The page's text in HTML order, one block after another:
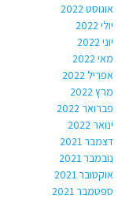
אוגוסט 2022
יולי 2022
יוני 2022
מאי 2022
אפריל 2022
מרץ 2022
פברואר 2022
ינואר 2022
דצמבר 2021
נובמבר 2021
אוקטובר 2021
ספטמבר 2021